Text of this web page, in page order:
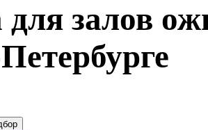
для залов